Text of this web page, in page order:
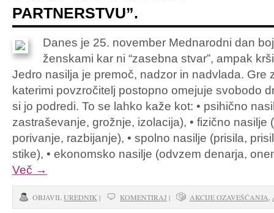
PARTNERSTVU”.
Danes je 25. november Mednarodni dan
ženskami kar ni “zasebna stvar”, ampak
Jedro nasilja je premoč, nadzor in nadvlada. Gre
katerimi povzročitelj postopno omejuje svobodo
si jo podredi. To se lahko kaže kot: • psihično
zastraševanje, grožnje, izolacija), • fizično nasilje
porivanje, razbijanje), • spolno nasilje (prisila,
stike), • ekonomsko nasilje (odvzem denarja,
Več →
OBJAVILUREDNIK | KOMENTIRAJ | AKCIJE OZAVEŠČANJA